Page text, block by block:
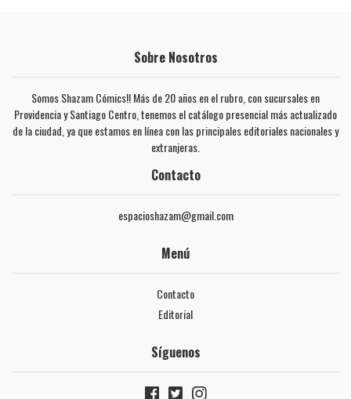
Sobre Nosotros
Somos Shazam Cómics!! Más de 20 años en el rubro, con sucursales en
Providencia y Santiago Centro, tenemos el catálogo presencial más actualizado
de la ciudad, ya que estamos en línea con las principales editoriales nacionales y
extranjeras.
Contacto
espacioshazam@gmail.com
Menú
Contacto
Editorial
Síguenos